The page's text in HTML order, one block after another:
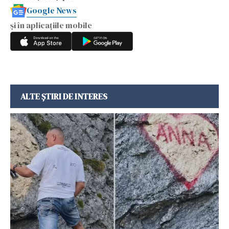
Google News
și în aplicațiile mobile
ALTE ȘTIRI DE INTERES